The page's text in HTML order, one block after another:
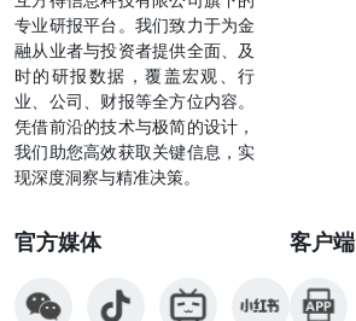
专业研报平台。我们致力于为金
融从业者与投资者提供全面、及
时的研报数据，覆盖宏观、行
业、公司、财报等全方位内容。
凭借前沿的技术与极简的设计，
我们助您高效获取关键信息，实
现深度洞察与精准决策。
官方媒体 客户端